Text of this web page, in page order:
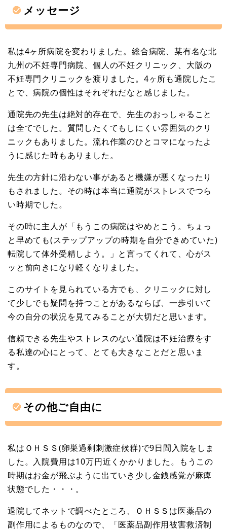
メッセージ
私は4ヶ所病院を変わりました。総合病院、某有名な北
九州の不妊専門病院、個人の不妊クリニック、大阪の
不妊専門クリニックを渡りました。4ヶ所も通院したこ
とで、病院の個性はそれぞれだなと感じました。
通院先の先生は絶対的存在で、先生のおっしゃること
は全てでした。質問したくてもしにくい雰囲気のクリ
ニックもありました。流れ作業のひとコマになったよ
うに感じた時もありました。
先生の方針に沿わない事があると機嫌が悪くなったり
もされました。その時は本当に通院がストレスでつら
い時期でした。
その時に主人が「もうこの病院はやめとこう。ちょっ
と早めても(ステップアップの時期を自分できめていた)
転院して体外受精しよう。」と言ってくれて、心がス
ッと前向きになり軽くなりました。
このサイトを見られている方でも、クリニックに対し
て少しでも疑問を持つことがあるならば、一歩引いて
今の自分の状況を見てみることが大切だと思います。
信頼できる先生やストレスのない通院は不妊治療をす
る私達の心にとって、とても大きなことだと思いま
す。
その他ご自由に
私はＯＨＳＳ(卵巣過剰刺激症候群)で9日間入院をしま
した。入院費用は10万円近くかかりました。もうこの
時期はお金が飛ぶように出ていき少し金銭感覚が麻痺
状態でした・・・。
退院してネットで調べたところ、ＯＨＳＳは医薬品の
副作用によるものなので、「医薬品副作用被害救済制